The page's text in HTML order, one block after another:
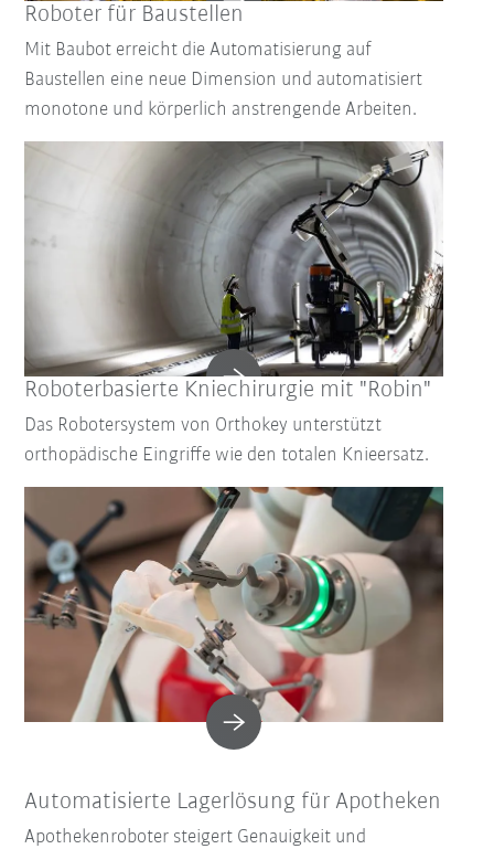
Roboter für Baustellen
Mit Baubot erreicht die Automatisierung auf
Baustellen eine neue Dimension und automatisiert
monotone und körperlich anstrengende Arbeiten.
Roboterbasierte Kniechirurgie mit "Robin"
Das Robotersystem von Orthokey unterstützt
orthopädische Eingriffe wie den totalen Knieersatz.
Automatisierte Lagerlösung für Apotheken
Apothekenroboter steigert Genauigkeit und